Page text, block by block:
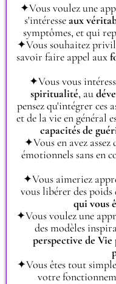
✦Vous voulez une
s'intéresseaux
symptômes, et qui
✦Vous souhaitez
savoir faire appel aux
✦Vous vous
spiritualité, au
pensez qu'intégrer ces
et de la vie en général
capacités de
✦Vous en avez assez
émotionnels sans en
✦Vous aimeriez
vous libérer des poids
qui vous
✦Vous voulez une
des modèles
perspective de Vie
✦Vous êtes tout
votre